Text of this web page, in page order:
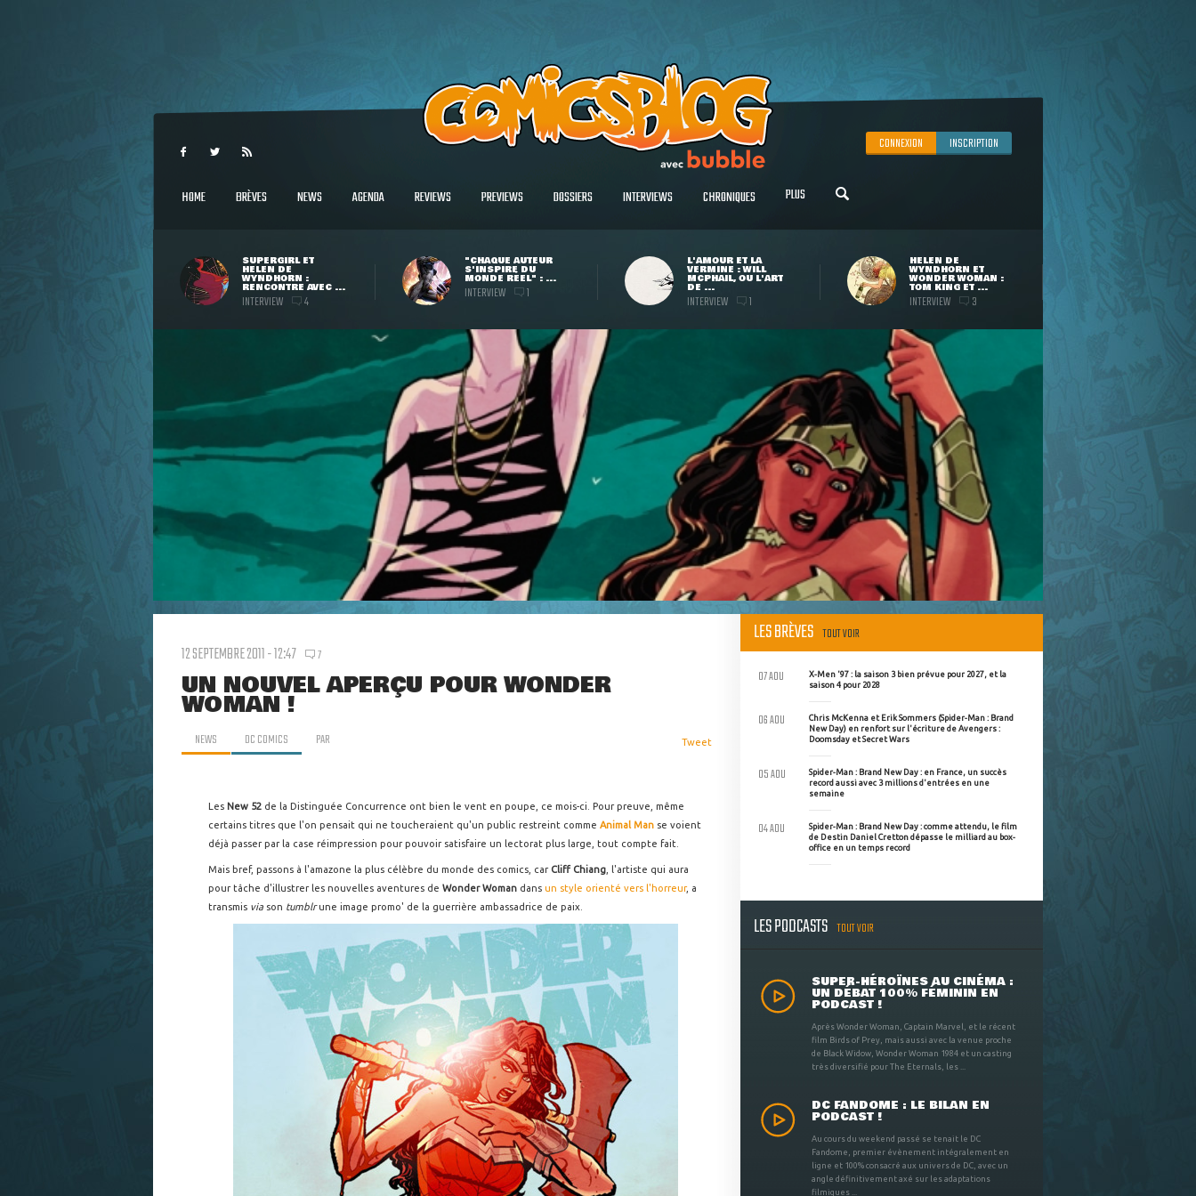
CONNEXION INSCRIPTION
HOME BRÈVES NEWS AGENDA REVIEWS PREVIEWS DOSSIERS INTERVIEWS CHRONIQUES PLUS
SUPERGIRL ET
HELEN DE
WYNDHORN :
RENCONTRE AVEC ...
INTERVIEW 4
"CHAQUE AUTEUR
S'INSPIRE DU
MONDE RÉEL" : ...
INTERVIEW 1
L'AMOUR ET LA
VERMINE : WILL
MCPHAIL, OU L'ART
DE ...
INTERVIEW 1
HELEN DE
WYNDHORN ET
WONDER WOMAN :
TOM KING ET ...
INTERVIEW 3
12 SEPTEMBRE 2011 - 12:47 7
UN NOUVEL APERÇU POUR WONDER
WOMAN !
NEWS DC COMICS PAR Tweet
Les New 52 de la Distinguée Concurrence ont bien le vent en poupe, ce mois-ci. Pour preuve, même
certains titres que l'on pensait qui ne toucheraient qu'un public restreint comme Animal Man se voient
déjà passer par la case réimpression pour pouvoir satisfaire un lectorat plus large, tout compte fait.
Mais bref, passons à l'amazone la plus célèbre du monde des comics, car Cliff Chiang , l'artiste qui aura
pour tâche d'illustrer les nouvelles aventures de Wonder Woman dans un style orienté vers l'horreur, a
transmis via son tumblrune image promo' de la guerrière ambassadrice de paix.
LES BRÈVES TOUT VOIR
X-Men '97 : la saison 3 bien prévue pour 2027, et la
saison 4 pour 2028
07 AOU
Chris McKenna et Erik Sommers (Spider-Man : Brand
New Day) en renfort sur l'écriture de Avengers :
Doomsday et Secret Wars
06 AOU
Spider-Man : Brand New Day : en France, un succès
record aussi avec 3 millions d'entrées en une
semaine
05 AOU
Spider-Man : Brand New Day : comme attendu, le film
de Destin Daniel Cretton dépasse le milliard au box-
office en un temps record
04 AOU
LES PODCASTS TOUT VOIR
SUPER-HÉROÏNES AU CINÉMA :
UN DÉBAT 100% FÉMININ EN
PODCAST !
Après Wonder Woman, Captain Marvel, et le récent
film Birds of Prey, mais aussi avec la venue proche
de Black Widow, Wonder Woman 1984 et un casting
très diversifié pour The Eternals, les ...
DC FANDOME : LE BILAN EN
PODCAST !
Au cours du weekend passé se tenait le DC
Fandome, premier évènement intégralement en
ligne et 100% consacré aux univers de DC, avec un
angle définitivement axé sur les adaptations
filmiques ...